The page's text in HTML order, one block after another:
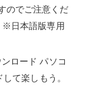
のでご注意くだ
※日本語版専用
ロード パソコ
て楽しもう。